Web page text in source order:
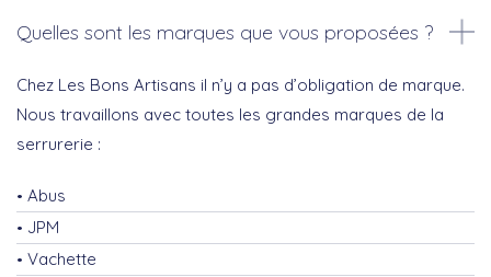
Quelles sont les marques que vous proposées ?
Chez Les Bons Artisans il n’y a pas d’obligation de marque.
Nous travaillons avec toutes les grandes marques de la
serrurerie :
Abus
JPM
Vachette